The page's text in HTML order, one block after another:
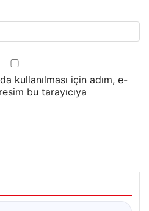
kullanılması için adım, e-
bu tarayıcıya